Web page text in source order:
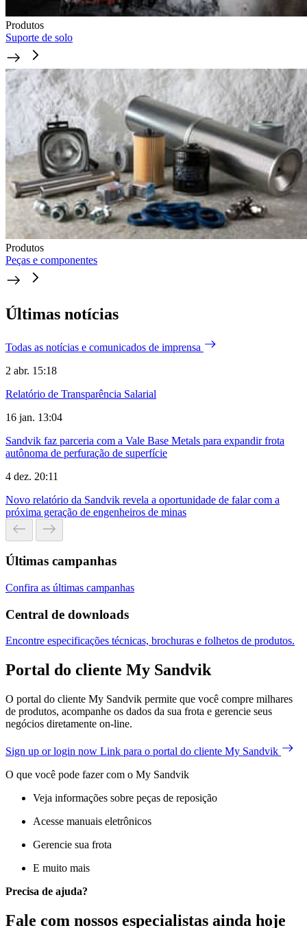
Produtos
Suporte de solo
Produtos
Peças e componentes
Últimas notícias
Todas as notícias e comunicados de imprensa
2 abr. 15:18
Relatório de Transparência Salarial
16 jan. 13:04
Sandvik faz parceria com a Vale Base Metals para expandir frota
autônoma de perfuração de superfície
4 dez. 20:11
Novo relatório da Sandvik revela a oportunidade de falar com a
próxima geração de engenheiros de minas
Últimas campanhas
Confira as últimas campanhas
Central de downloads
Encontre especificações técnicas, brochuras e folhetos de produtos.
Portal do cliente My Sandvik
O portal do cliente My Sandvik permite que você compre milhares
de produtos, acompanhe os dados da sua frota e gerencie seus
negócios diretamente on-line.
Sign up or login now Link para o portal do cliente My Sandvik
O que você pode fazer com o My Sandvik
Veja informações sobre peças de reposição
Acesse manuais eletrônicos
Gerencie sua frota
E muito mais
Precisa de ajuda?
Fale com nossos especialistas ainda hoje